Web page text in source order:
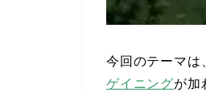
今回のテーマは
ゲイニングが加